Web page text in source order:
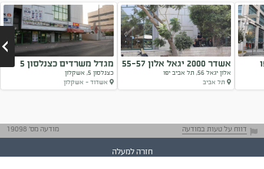
אשדר 2000 יגאל אלון 55-57
אלון יגאל 56, תל אביב יפו
תל אביב
מגדל משרדים כצנלסון 5
כצנלסון 5, אשקלון
אשדוד - אשקלון
דווח על טעות במודעה מודעה מס' 19098
חזרה למעלה